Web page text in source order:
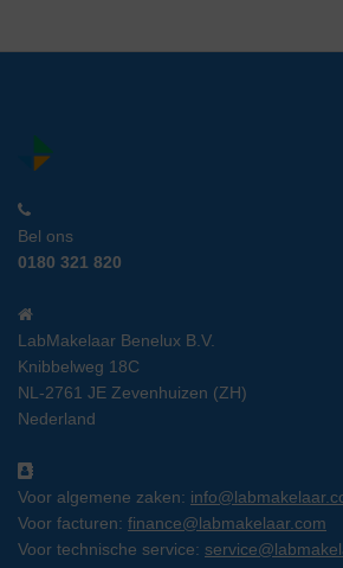
Bel ons
0180 321 820
LabMakelaar Benelux B.V.
Knibbelweg 18C
NL-2761 JE Zevenhuizen (ZH)
Nederland
Voor algemene zaken:
Voor facturen: finance@labmakelaar.com
Voor technische service: